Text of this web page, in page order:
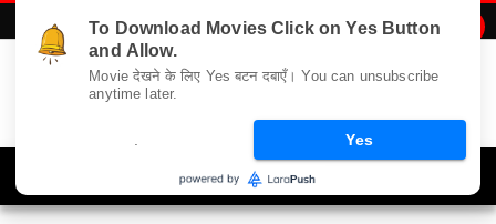
To Download Movies Click on Yes Button
and Allow.
Movie देखने के लिए Yes बटन दबाएँ। You can unsubscribe
anytime later.
Yes